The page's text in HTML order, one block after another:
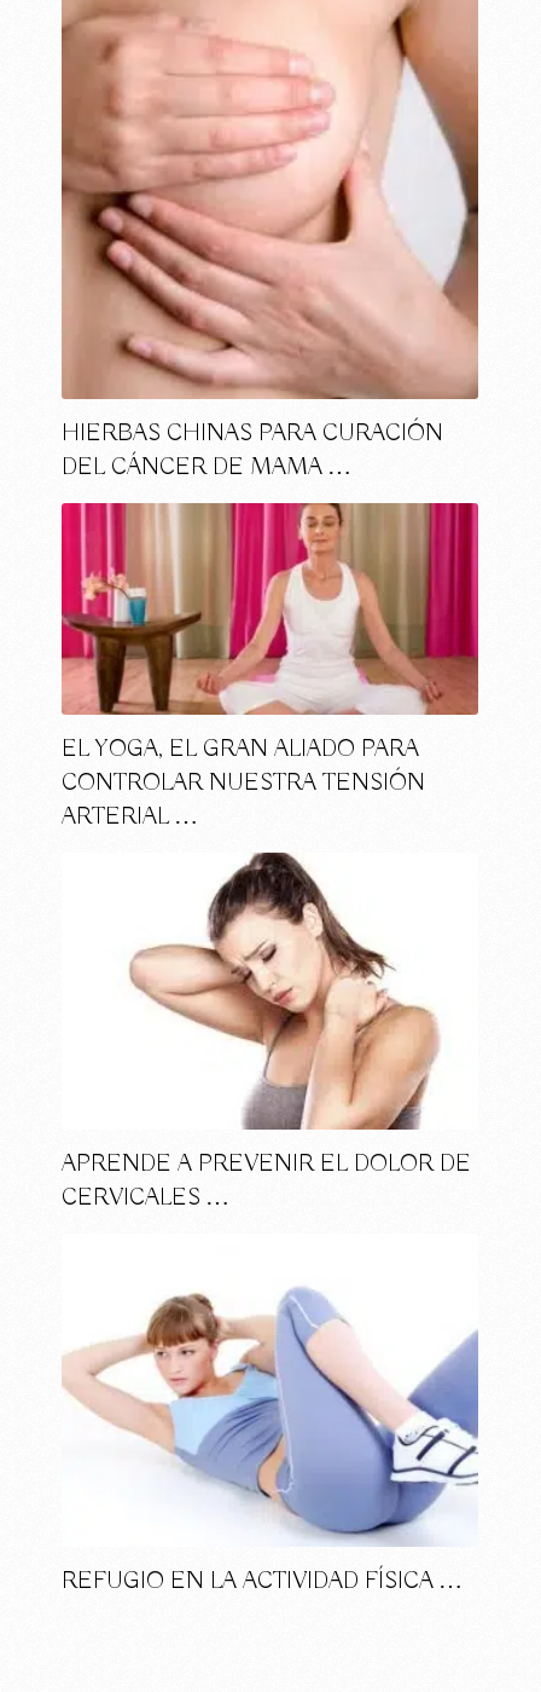
HIERBAS CHINAS PARA CURACIÓN
DEL CÁNCER DE MAMA …
EL YOGA, EL GRAN ALIADO PARA
CONTROLAR NUESTRA TENSIÓN
ARTERIAL …
APRENDE A PREVENIR EL DOLOR DE
CERVICALES …
REFUGIO EN LA ACTIVIDAD FÍSICA …